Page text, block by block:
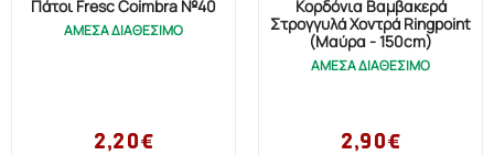
Πάτοι Fresc Coimbra №40
ΑΜΕΣΑ ΔΙΑΘΕΣΙΜΟ
2,20€
Κορδόνια Βαμβακερά
Στρογγυλά Χοντρά Ringpoint
(Μαύρα - 150cm)
ΑΜΕΣΑ ΔΙΑΘΕΣΙΜΟ
2,90€